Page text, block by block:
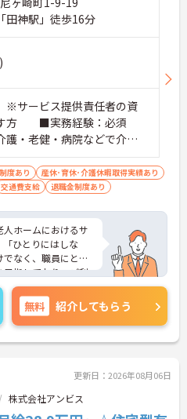
田神駅」徒歩16分
サービス提供責任者の資
方 ■実務経験：必須
護・老健・病院などで介護
程度ある方）☆サ責未経験
多数☆
度あり
産休･育休･介護休暇取得実績あり
交通費支給 退職金制度あり
ホームにおけるサ
ひとりにはしな
なく、職員にとっ
指しており、ご利
ビスを提供してい
ービス提供責任者
多数いらっしゃい
イントなど、さら
無料 紹介してもらう
更新日：2026年08月06日
株式会社アンビス